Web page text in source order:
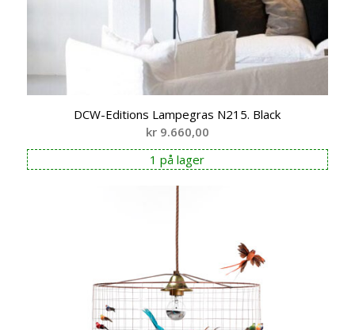
DCW-Editions Lampegras N215. Black
kr9.660,00
1 på lager